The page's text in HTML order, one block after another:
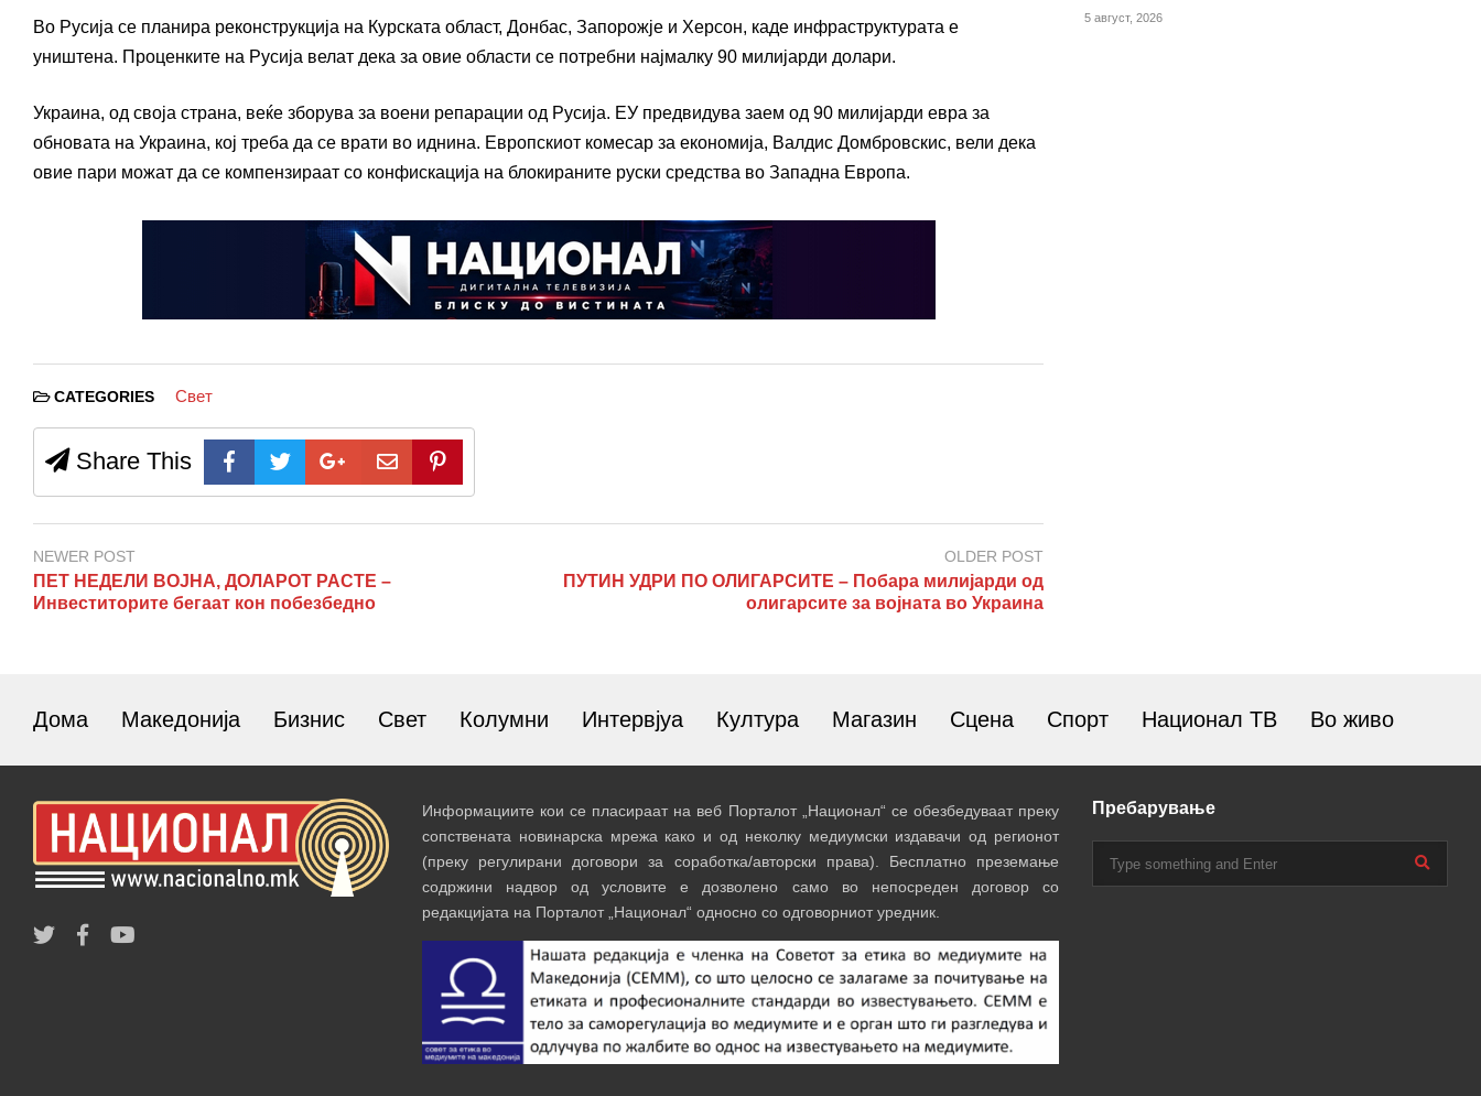
Во Русија се планира реконструкција на Курската област, Донбас, Запорожје и Херсон, каде инфраструктурата е
уништена. Проценките на Русија велат дека за овие области се потребни најмалку 90 милијарди долари.
Украина, од своја страна, веќе зборува за воени репарации од Русија. ЕУ предвидува заем од 90 милијарди евра за
обновата на Украина, кој треба да се врати во иднина. Европскиот комесар за економија, Валдис Домбровскис, вели дека
овие пари можат да се компензираат со конфискација на блокираните руски средства во Западна Европа.
CATEGORIES Свет
Share This
NEWER POST
ПЕТ НЕДЕЛИ ВОЈНА, ДОЛАРОТ РАСТЕ –
Инвеститорите бегаат кон побезбедно
OLDER POST
ПУТИН УДРИ ПО ОЛИГАРСИТЕ – Побара милијарди од
олигарсите за војната во Украина
5 август, 2026
Дома Македонија Бизнис Свет Колумни Интервјуа Култура Магазин Сцена Спорт Национал ТВ Во живо
Информациите кои се пласираат на веб Порталот „Национал“ се обезбедуваат преку
сопствената новинарска мрежа како и од неколку медиумски издавачи од регионот
(преку регулирани договори за соработка/авторски права). Бесплатно преземање
содржини надвор од условите е дозволено само во непосреден договор со
редакцијата на Порталот „Национал“ односно со одговорниот уредник.
Пребарување